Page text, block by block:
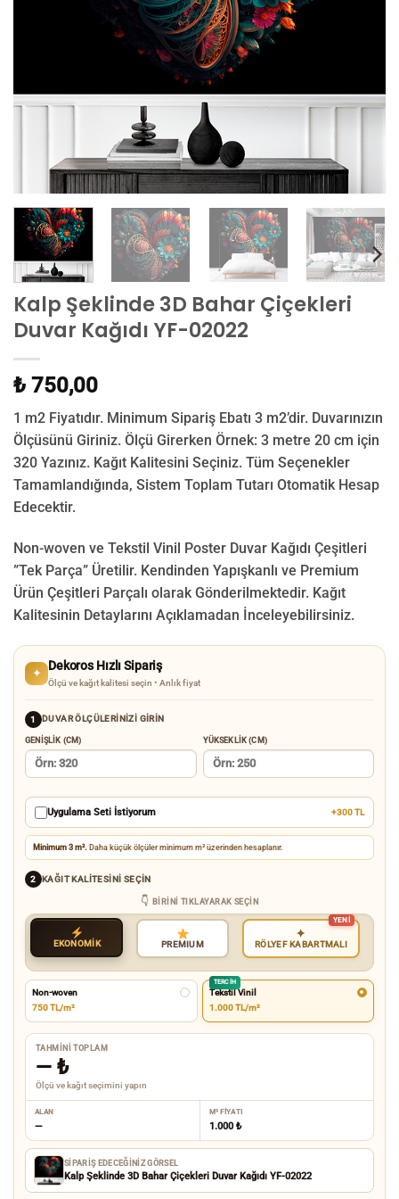
Kalp Şeklinde 3D Bahar Çiçekleri
Duvar Kağıdı YF-02022
₺ 750,00
1 m2 Fiyatıdır. Minimum Sipariş Ebatı 3 m2’dir. Duvarınızın
Ölçüsünü Giriniz. Ölçü Girerken Örnek: 3 metre 20 cm için
320 Yazınız. Kağıt Kalitesini Seçiniz. Tüm Seçenekler
Tamamlandığında, Sistem Toplam Tutarı Otomatik Hesap
Edecektir.
Non-woven ve Tekstil Vinil Poster Duvar Kağıdı Çeşitleri
”Tek Parça” Üretilir. Kendinden Yapışkanlı ve Premium
Ürün Çeşitleri Parçalı olarak Gönderilmektedir. Kağıt
Kalitesinin Detaylarını Açıklamadan İnceleyebilirsiniz.
✦
Dekoros Hızlı Sipariş
Ölçü ve kağıt kalitesi seçin • Anlık fiyat
1 DUVAR ÖLÇÜLERINIZI GIRIN
GENIŞLIK (CM) YÜKSEKLIK (CM)
Uygulama Seti İstiyorum +300 TL
Minimum 3 m². Daha küçük ölçüler minimum m² üzerinden hesaplanır.
2 KAĞIT KALITESINI SEÇIN
BIRINI TIKLAYARAK SEÇIN
EKONOMİK PREMIUM
✦
RÖLYEF KABARTMALI
Non-woven
750 TL/m²
TERCIH
Tekstil Vinil
1.000 TL/m²
TAHMINI TOPLAM
— ₺
Ölçü ve kağıt seçimini yapın
ALAN
—
M² FIYATI
1.000 ₺
SIPARIŞ EDECEĞINIZ GÖRSEL
Kalp Şeklinde 3D Bahar Çiçekleri Duvar Kağıdı YF-02022